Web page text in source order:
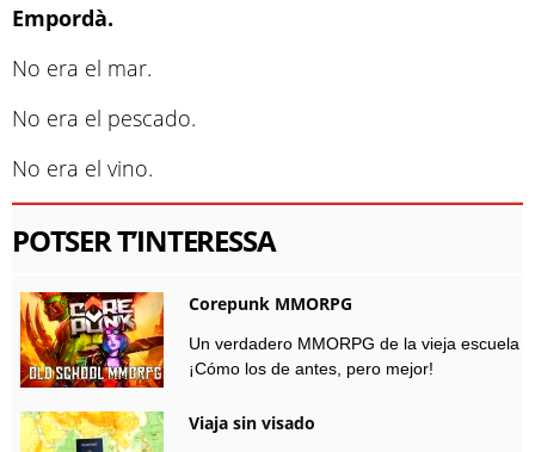
Empordà.
No era el mar.
No era el pescado.
No era el vino.
POTSER T’INTERESSA
Corepunk MMORPG
Un verdadero MMORPG de la vieja escuela
¡Cómo los de antes, pero mejor!
Viaja sin visado